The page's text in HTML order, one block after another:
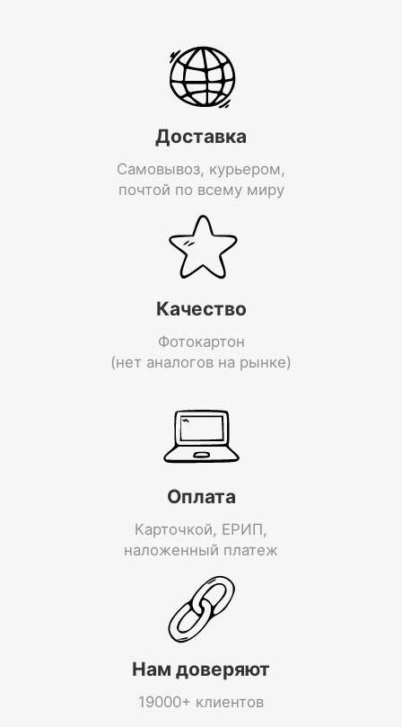
Доставка
Самовывоз, курьером,
почтой по всему миру
Качество
Фотокартон
(нет аналогов на рынке)
Оплата
Карточкой, ЕРИП,
наложенный платеж
Нам доверяют
19000+ клиентов